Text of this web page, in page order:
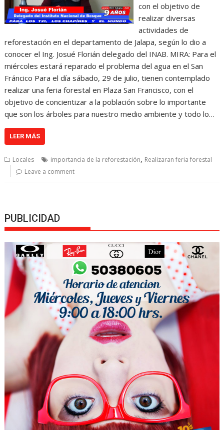
con el objetivo de
realizar diversas
actividades de
reforestación en el departamento de Jalapa, según lo dio a
conocer el Ing. Josué Florián delegado del INAB. MIRA: Para el
miércoles estará reparado el problema del agua en el San
Fráncico Para el día sábado, 29 de julio, tienen contemplado
realizar una feria forestal en Plaza San Francisco, con el
objetivo de concientizar a la población sobre lo importante
que son los árboles para nuestro medio ambiente y todo lo…
LEER MÁS
Locales importancia de la reforestación, Realizaran feria forestal
Leave a comment
PUBLICIDAD